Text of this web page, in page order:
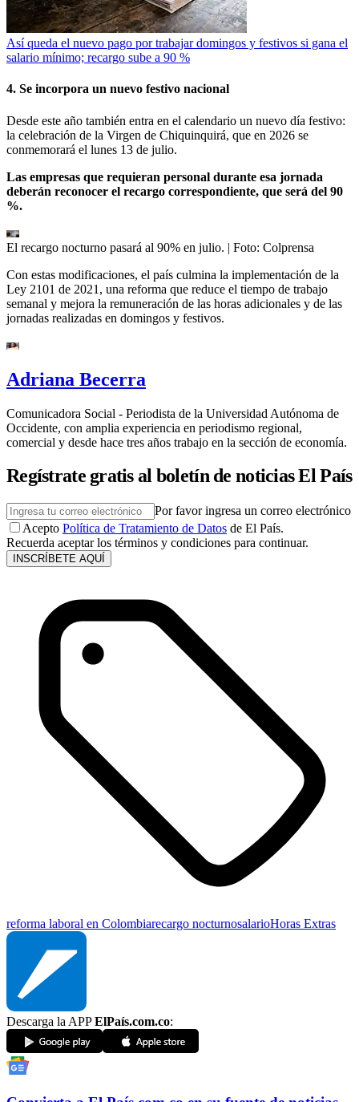
Así queda el nuevo pago por trabajar domingos y festivos si gana el
salario mínimo; recargo sube a 90 %
4. Se incorpora un nuevo festivo nacional
Desde este año también entra en el calendario un nuevo día festivo:
la celebración de la Virgen de Chiquinquirá, que en 2026 se
conmemorará el lunes 13 de julio.
Las empresas que requieran personal durante esa jornada
deberán reconocer el recargo correspondiente, que será del 90
%.
El recargo nocturno pasará al 90% en julio. | Foto: Colprensa
Con estas modificaciones, el país culmina la implementación de la
Ley 2101 de 2021, una reforma que reduce el tiempo de trabajo
semanal y mejora la remuneración de las horas adicionales y de las
jornadas realizadas en domingos y festivos.
Adriana Becerra
Comunicadora Social - Periodista de la Universidad Autónoma de
Occidente, con amplia experiencia en periodismo regional,
comercial y desde hace tres años trabajo en la sección de economía.
Regístrate gratis al boletín de noticias El País
Por favor ingresa un correo electrónico
Acepto Política de Tratamiento de Datos de El País.
Recuerda aceptar los términos y condiciones para continuar.
INSCRÍBETE AQUÍ
reforma laboral en Colombiarecargo nocturnosalarioHoras Extras
Descarga la APPElPaís.com.co: